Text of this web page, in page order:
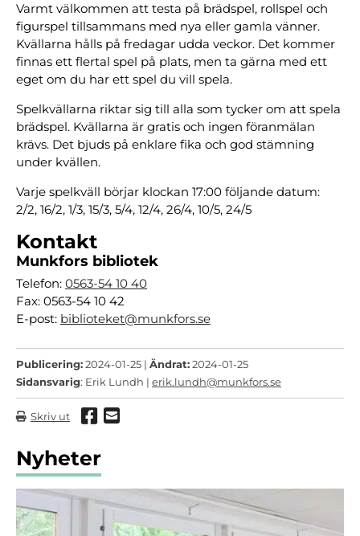
Varmt välkommen att testa på brädspel, rollspel och
figurspel tillsammans med nya eller gamla vänner.
Kvällarna hålls på fredagar udda veckor. Det kommer
finnas ett flertal spel på plats, men ta gärna med ett
eget om du har ett spel du vill spela.
Spelkvällarna riktar sig till alla som tycker om att spela
brädspel. Kvällarna är gratis och ingen föranmälan
krävs. Det bjuds på enklare fika och god stämning
under kvällen.
Varje spelkväll börjar klockan 17:00 följande datum:
2/2, 16/2, 1/3, 15/3, 5/4, 12/4, 26/4, 10/5, 24/5
Kontakt
Munkfors bibliotek
Telefon: 0563-54 10 40
Fax: 0563-54 10 42
E-post: biblioteket@munkfors.se
Publicering:2024-01-25 | Ändrat:2024-01-25
Sidansvarig: Erik Lundh | erik.lundh@munkfors.se
Skriv ut Dela via Facebook
Dela via mail
Nyheter